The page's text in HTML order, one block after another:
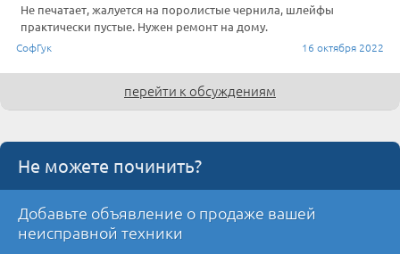
Не печатает, жалуется на поролистые чернила, шлейфы
практически пустые. Нужен ремонт на дому.
СофГук 16 октября 2022
перейти к обсуждениям
Не можете починить?
Добавьте объявление о продаже вашей
неисправной техники